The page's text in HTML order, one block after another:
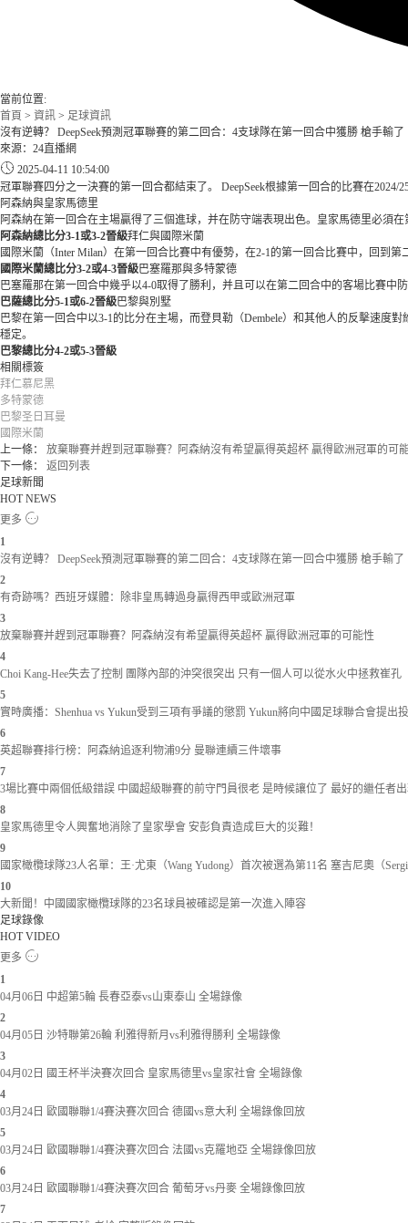
當前位置:
首頁 > 資訊 > 足球資訊
沒有逆轉？ DeepSeek預測冠軍聯賽的第二回合：4支球隊在第一回合中獲勝 槍手輸了
來源：24直播網
2025-04-11 10:54:00
冠軍聯賽四分之一決賽的第一回合都結束了。 DeepSeek根據第一回合的比賽在
阿森納與皇家馬德里
阿森納在第一回合在主場贏得了三個進球，并在防守端表現出色。皇家馬德里必須
阿森納總比分3-1或3-2晉級拜仁與國際米蘭
國際米蘭（Inter Milan）在第一回合比賽中有優勢，在2-1的第一回合比賽中，回到
國際米蘭總比分3-2或4-3晉級巴塞羅那與多特蒙德
巴塞羅那在第一回合中幾乎以4-0取得了勝利，并且可以在第二回合中的客場比賽中
巴薩總比分5-1或6-2晉級巴黎與別墅
巴黎在第一回合中以3-1的比分在主場，而登貝勒（Dembele）和其他人的反擊速
穩定。
巴黎總比分4-2或5-3晉級
相關標簽
拜仁慕尼黑
多特蒙德
巴黎圣日耳曼
國際米蘭
上一條：
放棄聯賽并趕到冠軍聯賽？阿森納沒有希望贏得英超杯 贏得歐洲冠軍的可
下一條：
返回列表
足球新聞
HOT NEWS
更多
1
沒有逆轉？ DeepSeek預測冠軍聯賽的第二回合：4支球隊在第一回合中獲勝 槍手輸了
2
有奇跡嗎？西班牙媒體：除非皇馬轉過身贏得西甲或歐洲冠軍
3
放棄聯賽并趕到冠軍聯賽？阿森納沒有希望贏得英超杯 贏得歐洲冠軍的可能性
4
Choi Kang-Hee失去了控制 團隊內部的沖突很突出 只有一個人可以從水火中拯救崔孔
5
實時廣播：Shenhua vs Yukun受到三項有爭議的懲罰 Yukun將向中國足球聯合會提出
6
英超聯賽排行榜：阿森納追逐利物浦9分 曼聯連續三件壞事
7
3場比賽中兩個低級錯誤 中國超級聯賽的前守門員很老 是時候讓位了 最好的繼任者
8
皇家馬德里令人興奮地消除了皇家學會 安彭負責造成巨大的災難！
9
國家橄欖球隊23人名單：王·尤東（Wang Yudong）首次被選為第11名 塞吉尼奧（
10
大新聞！中國國家橄欖球隊的23名球員被確認是第一次進入陣容
足球錄像
HOT VIDEO
更多
1
04月06日 中超第5輪 長春亞泰vs山東泰山 全場錄像
2
04月05日 沙特聯第26輪 利雅得新月vs利雅得勝利 全場錄像
3
04月02日 國王杯半決賽次回合 皇家馬德里vs皇家社會 全場錄像
4
03月24日 歐國聯聯1/4賽決賽次回合 德國vs意大利 全場錄像回放
5
03月24日 歐國聯聯1/4賽決賽次回合 法國vs克羅地亞 全場錄像回放
6
03月24日 歐國聯聯1/4賽決賽次回合 葡萄牙vs丹麥 全場錄像回放
7